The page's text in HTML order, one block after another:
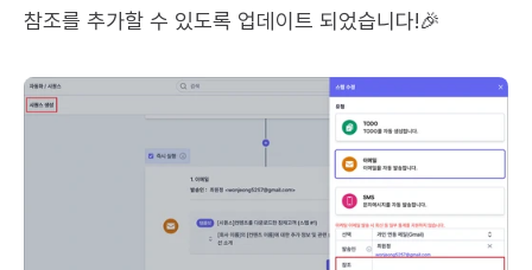
참조를 추가할 수 있도록 업데이트 되었습니다!🎉